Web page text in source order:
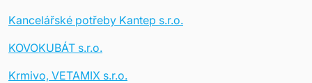
Kancelářské potřeby Kantep s.r.o.
KOVOKUBÁT s.r.o.
Krmivo, VETAMIX s.r.o.